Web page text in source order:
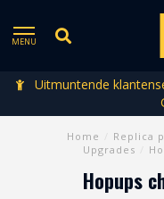
MENU
Uitmuntende
Home Replica
Upgrades
Hopups